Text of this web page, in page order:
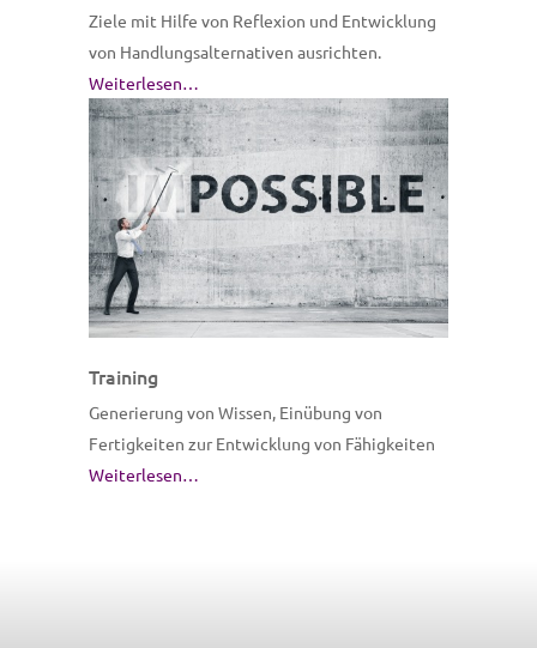
Ziele mit Hilfe von Reflexion und Entwicklung
von Handlungsalternativen ausrichten.
Weiterlesen…
Training
Generierung von Wissen, Einübung von
Fertigkeiten zur Entwicklung von Fähigkeiten
Weiterlesen…